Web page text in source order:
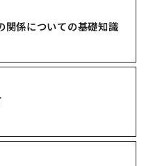
関係についての基礎知識